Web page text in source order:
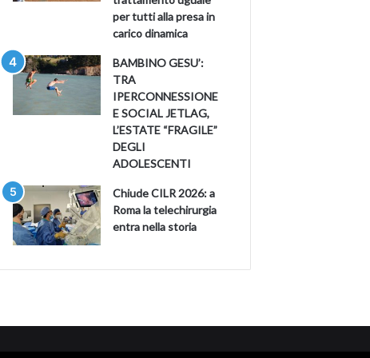
per tutti alla presa in
carico dinamica
BAMBINO GESU’:
TRA
IPERCONNESSIONE
E SOCIAL JETLAG,
L’ESTATE “FRAGILE”
DEGLI
ADOLESCENTI
Chiude CILR 2026: a
Roma la telechirurgia
entra nella storia